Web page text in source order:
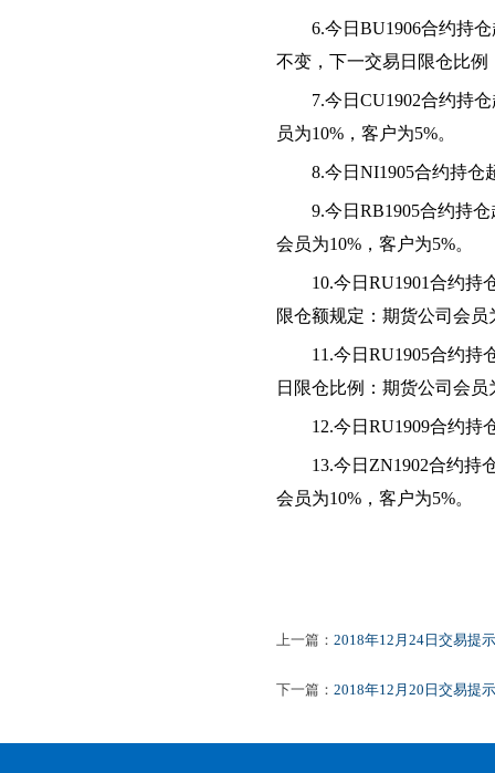
6.今日 BU1906合约持
不变 ，下一交易日限仓比
7.今日CU1902合约持
员为10%，客户为5%。
8.今日NI1905合约持仓
9.今日RB1905合约持
会员为10%，客户为5%。
10.今日 RU1901合约持
限仓额规定：期货公司会员
1 1 .今日RU1905合约持
日限仓比例：期货公司会员
1 2.今日RU1909合约持
13.今日 ZN1902合约持
会员为10%，客户为5%。
上一篇： 2018年12月24日交易提示
下一篇： 2018年12月20日交易提示